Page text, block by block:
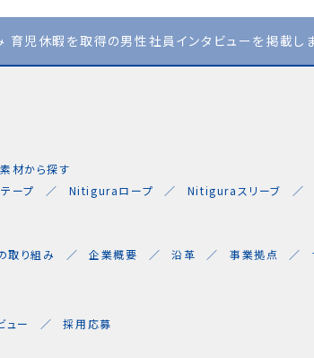
育児休暇を取得の男性社員インタビューを掲載し
材から探す
ープ Nitiguraロープ
Nitiguraスリーブ
取り組み 企業概要 沿革 事業拠点
ュー 採用応募